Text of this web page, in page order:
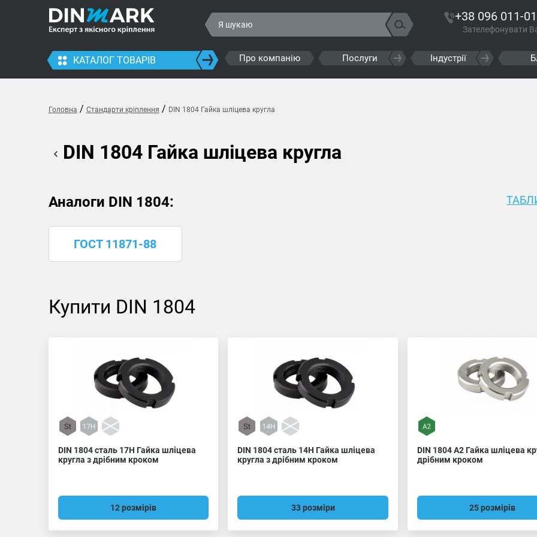
+38 096 011-
Зателефонувати
КАТАЛОГ ТОВАРІВ Про компанію Послуги Індустрії
Головна / Стандарти кріплення / DIN 1804 Гайка шліцева кругла
DIN 1804 Гайка шліцева кругла
Аналоги DIN 1804:
ГОСТ 11871-88
Купити DIN 1804
DIN 1804 сталь 17H Гайка шліцева
кругла з дрібним кроком
12 розмірів
DIN 1804 сталь 14H Гайка шліцева
кругла з дрібним кроком
33 розміри
DIN 1804 A2 Гайка шліцева
дрібним кроком
25 розмірів